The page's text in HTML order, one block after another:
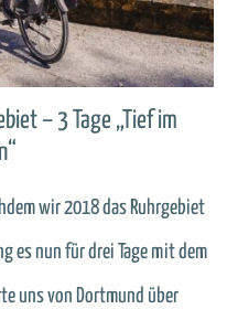
– 3 Tage „Tief im
wir 2018 das Ruhrgebiet
es nun für drei Tage mit dem
uns von Dortmund über